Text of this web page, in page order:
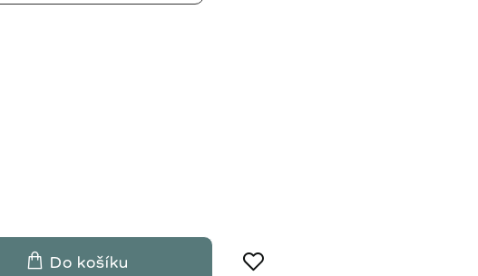
Do košíku